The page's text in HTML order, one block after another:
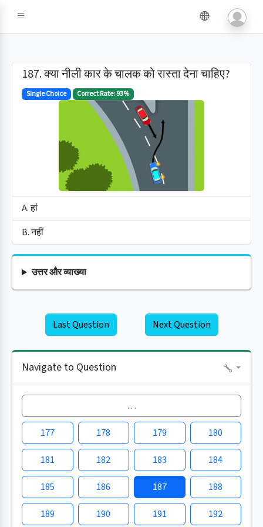
187. क्या नीली कार के चालक को रास्ता देना चाहिए?
Single Choice Correct Rate: 93%
A. हां
B. नहीं
उत्तर और व्याख्या
Last Question Next Question
Navigate to Question
…
177 178 179 180
181 182 183 184
185 186 187 188
189 190 191 192